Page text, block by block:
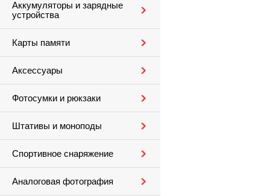
Аккумуляторы и зарядные
устройства
Карты памяти
Аксессуары
Фотосумки и рюкзаки
Штативы и моноподы
Спортивное снаряжение
Аналоговая фотография